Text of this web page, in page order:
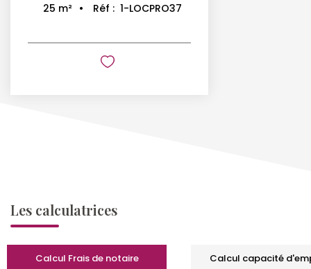
25 m² Réf : 1-LOCPRO37
Les calculatrices
Calcul Frais de notaire Calcul capacité